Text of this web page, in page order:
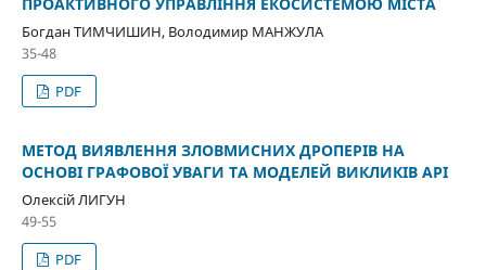
Богдан ТИМЧИШИН, Володимир МАНЖУЛА
35-48
PDF
МЕТОД ВИЯВЛЕННЯ ЗЛОВМИСНИХ ДРОПЕРІВ НА
ОСНОВІ ГРАФОВОЇ УВАГИ ТА МОДЕЛЕЙ ВИКЛИКІВ API
Олексій ЛИГУН
49-55
PDF